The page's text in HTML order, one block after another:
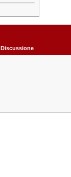
Discussione